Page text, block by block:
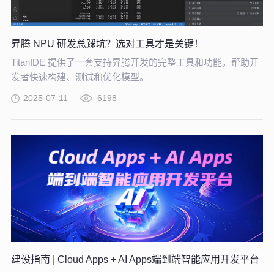
昇腾 NPU 研发总踩坑？选对工具才是关键！
TitanIDE 提供了一套支持昇腾开发的完整工具和功能，帮助开
发者快速构建、测试和优化模型。
2025-07-11 6198
建设指南 | Cloud Apps + AI Apps端到端智能应用开发平台